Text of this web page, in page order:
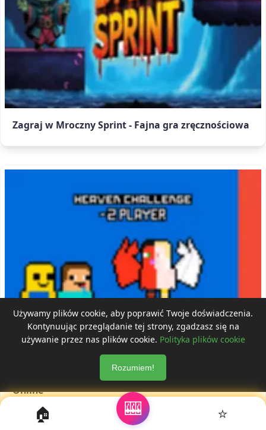
Zagraj w Mroczny Sprint - Fajna gra zręcznościowa
Niebiańskie Wyzwanie dla 2 Graczy - Graj za Darmo
Online
🏠 🎰 ⭐
Używamy plików cookie, aby poprawić Twoje doświadczenia.
Kontynuując przeglądanie tej strony, zgadzasz się na
używanie przez nas plików cookie. Polityka plików cookie
Rozumiem!